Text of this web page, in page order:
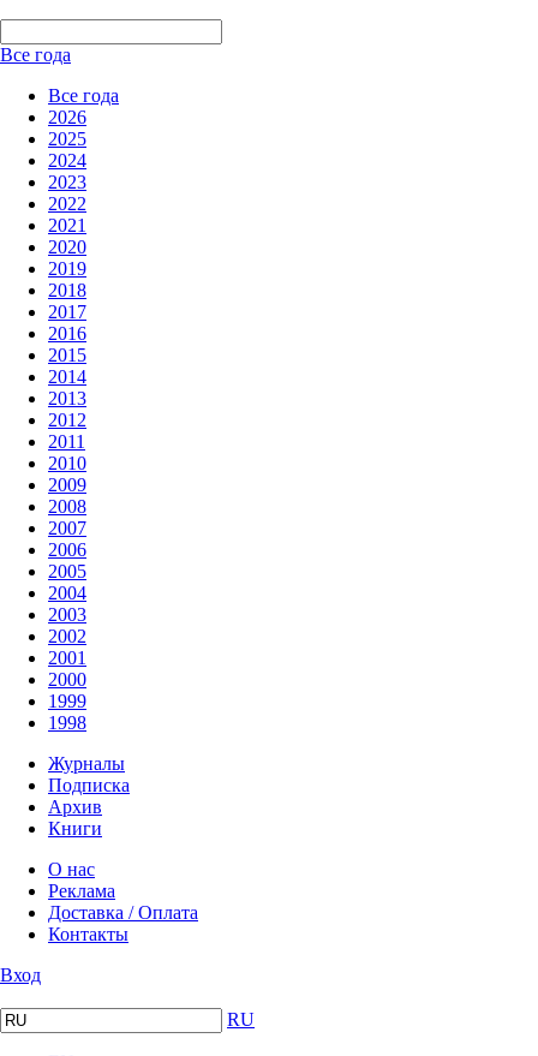
Все года
Все года
2026
2025
2024
2023
2022
2021
2020
2019
2018
2017
2016
2015
2014
2013
2012
2011
2010
2009
2008
2007
2006
2005
2004
2003
2002
2001
2000
1999
1998
Журналы
Подписка
Архив
Книги
О нас
Реклама
Доставка / Оплата
Контакты
Вход
RU